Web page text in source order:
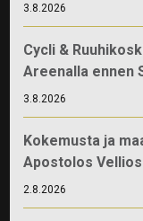
3.8.2026
Cycli &
Areenalla ennen
3.8.2026
Kokemusta ja
Apostolos Vellios
2.8.2026